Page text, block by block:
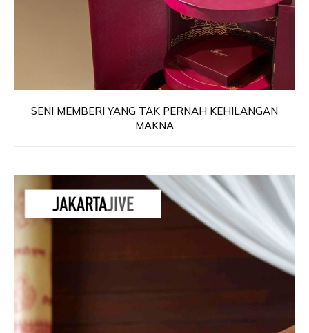
SENI MEMBERI YANG TAK PERNAH KEHILANGAN
MAKNA